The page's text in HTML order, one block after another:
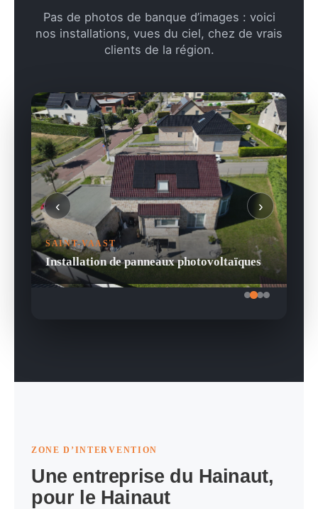
Pas de photos de banque d’images : voici
nos installations, vues du ciel, chez de vrais
clients de la région.
SAINT-VAAST
Installation de panneaux photovoltaïques
‹ ›
ZONE D’INTERVENTION
Une entreprise du Hainaut,
pour le Hainaut